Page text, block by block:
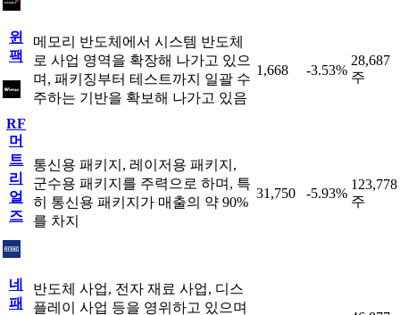
윈
팩
메모리 반도체에서 시스템 반도체
로 사업 영역을 확장해 나가고 있으
며, 패키징부터 테스트까지 일괄 수
주하는 기반을 확보해 나가고 있음
1,668 -3.53%
28,687
주
RF
머
트
리
얼
즈
통신용 패키지, 레이저용 패키지,
군수용 패키지를 주력으로 하며, 특
히 통신용 패키지가 매출의 약 90%
를 차지
31,750 -5.93%
123,778
주
네
패
반도체 사업, 전자 재료 사업, 디스
플레이 사업 등을 영위하고 있으며